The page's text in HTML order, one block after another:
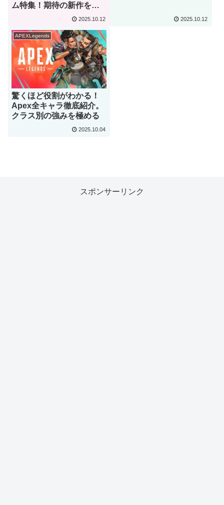
ム特集！期待の新作を一
2025.10.12 2025.10.12
APEXLegends
驚くほど役割がわかる！
Apex全キャラ徹底紹介。
クラス別の強みを極める
2025.10.04
スポンサーリンク